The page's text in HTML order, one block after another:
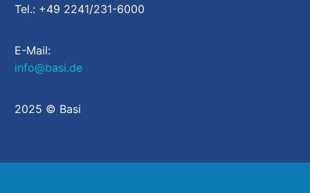
Tel.: +49 2241/231-6000
E-Mail:
info@basi.de
2025 © Basi